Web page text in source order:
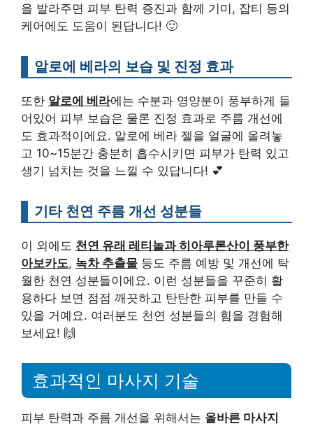
을 발라주면 피부 탄력 증진과 함께 기미, 잡티 등의
케어에도 도움이 된답니다! 🙂
알로에 베라의 보습 및 진정 효과
또한 알로에 베라에는 수분과 영양분이 풍부하게 들
어있어 피부 보습은 물론 진정 효과로 주름 개선에
도 효과적이에요. 알로에 베라 젤을 얼굴에 올려놓
고 10~15분간 충분히 흡수시키면 피부가 탄력 있고
생기 넘치는 것을 느낄 수 있답니다! 💕
기타 천연 주름 개선 성분들
이 외에도 천연 유래 레티놀과 히아루론산이 풍부한
아보카도, 녹차 추출물 등도 주름 예방 및 개선에 탁
월한 천연 성분들이에요. 이런 성분들을 꾸준히 활
용하다 보면 점점 깨끗하고 탄탄한 피부를 만들 수
있을 거예요. 여러분도 천연 성분들의 힘을 경험해
보세요! 🙌
효과적인 마사지 기술
피부 탄력과 주름 개선을 위해서는 올바른 마사지